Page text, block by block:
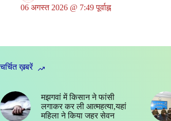
06 अगस्त 2026 @ 7:49 पूर्वाह्न
चर्चित ख़बरें
मझगवां में किसान ने फांसी
लगाकर कर ली आत्महत्या,यहां
महिला ने किया जहर सेवन